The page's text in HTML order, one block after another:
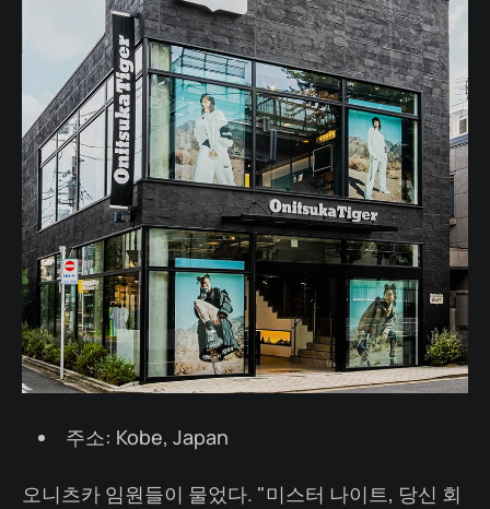
주소: Kobe, Japan
오니츠카 임원들이 물었다. "미스터 나이트, 당신 회